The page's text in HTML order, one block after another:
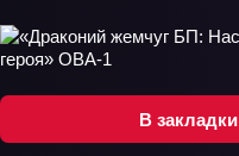
В закладки